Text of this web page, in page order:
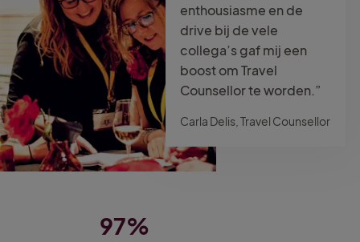
enthousiasme en de
drive bij de vele
collega’s gaf mij een
boost om Travel
Counsellor te worden.”
Carla Delis, Travel Counsellor
97%